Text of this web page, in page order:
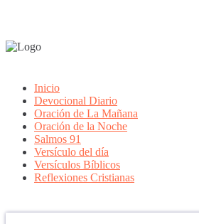
Inicio
Devocional Diario
Oración de La Mañana
Oración de la Noche
Salmos 91
Versículo del día
Versículos Bíblicos
Reflexiones Cristianas